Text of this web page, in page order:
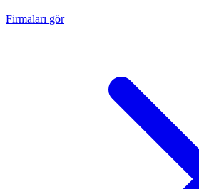
Firmaları gör